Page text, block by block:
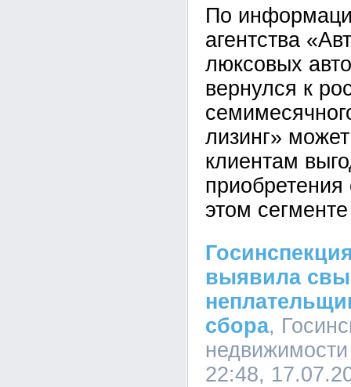
По
агентства
люксовых
вернулся к
лизинг»
клиентам
этом
выявила
сбора,
22:48,